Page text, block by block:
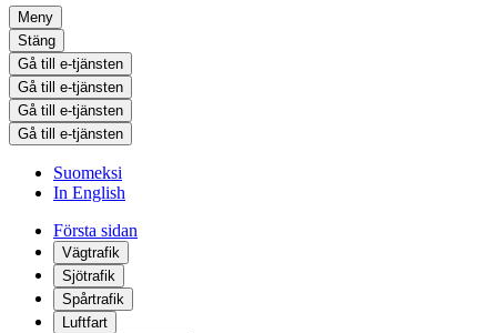
Meny
Stäng
Gå till e-tjänsten
Gå till e-tjänsten
Gå till e-tjänsten
Gå till e-tjänsten
Suomeksi
In English
Första sidan
Vägtrafik
Sjötrafik
Spårtrafik
Luftfart